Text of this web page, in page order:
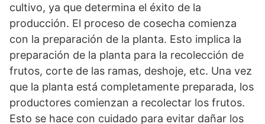
cultivo, ya que determina el éxito de la
producción. El proceso de cosecha comienza
con la preparación de la planta. Esto implica la
preparación de la planta para la recolección de
frutos, corte de las ramas, deshoje, etc. Una vez
que la planta está completamente preparada, los
productores comienzan a recolectar los frutos.
Esto se hace con cuidado para evitar dañar los